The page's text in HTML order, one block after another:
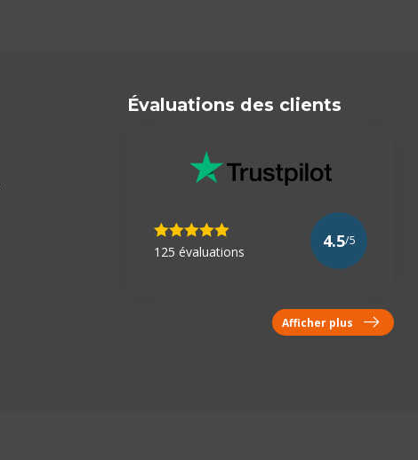
Évaluations des clients
125 évaluations
4.5/5
Afficher plus